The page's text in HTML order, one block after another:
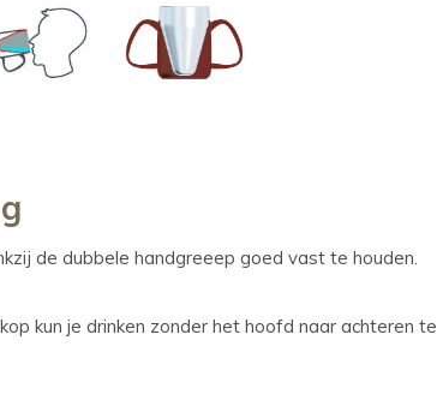
de dubbele handgreeep goed vast te houden.
kun je drinken zonder het hoofd naar achteren te